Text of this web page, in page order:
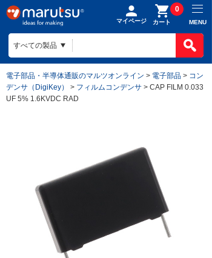
マイページ カート
0
MENU
電子部品・半導体通販のマルツオンライン > 電子部品 > コン
デンサ（DigiKey）
> フィルムコンデンサ > CAP FILM 0.033
UF 5% 1.6KVDC RAD